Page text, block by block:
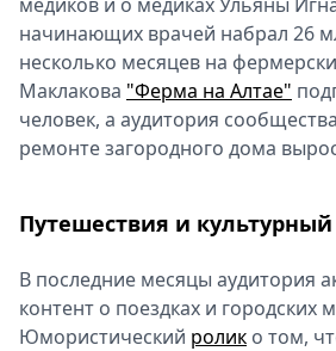
начинающих врачей набрал 26
несколько месяцев на
Маклакова "Ферма на Алтае"
человек, а аудитория сообщества
ремонте загородного дома
Путешествия и культурный
В последние месяцы аудитория
контент о поездках и городских
Юмористический ролик о том,